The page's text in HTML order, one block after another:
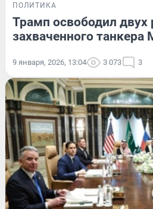
ПОЛИТИКА
Трамп освободил двух
захваченного танкера
9 января, 2026, 13:04 3 073 3